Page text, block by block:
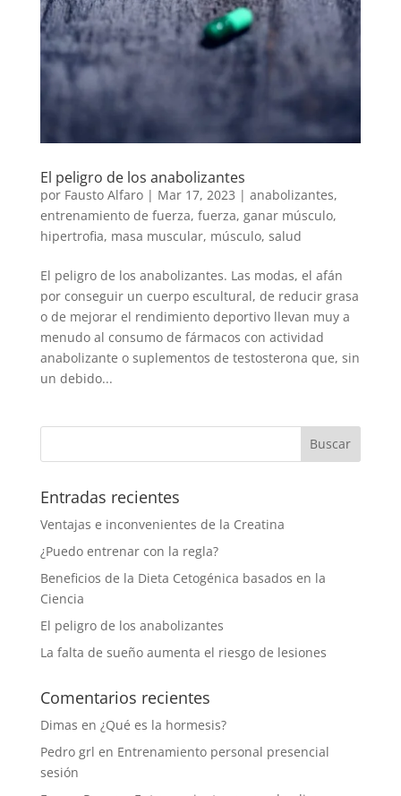
El peligro de los anabolizantes
por Fausto Alfaro| Mar 17, 2023 | anabolizantes,
entrenamiento de fuerza, fuerza, ganar músculo,
hipertrofia, masa muscular, músculo, salud
El peligro de los anabolizantes. Las modas, el afán
por conseguir un cuerpo escultural, de reducir grasa
o de mejorar el rendimiento deportivo llevan muy a
menudo al consumo de fármacos con actividad
anabolizante o suplementos de testosterona que, sin
un debido...
Entradas recientes
Ventajas e inconvenientes de la Creatina
¿Puedo entrenar con la regla?
Beneficios de la Dieta Cetogénica basados en la
Ciencia
El peligro de los anabolizantes
La falta de sueño aumenta el riesgo de lesiones
Comentarios recientes
Dimas en ¿Qué es la hormesis?
Pedro grl en Entrenamiento personal presencial
sesión